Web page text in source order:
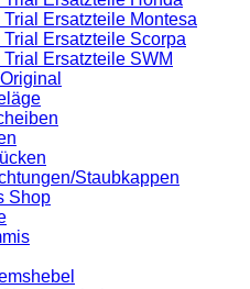
Ersatzteile Montesa
Ersatzteile Scorpa
Ersatzteile SWM
Staubkappen
Shop